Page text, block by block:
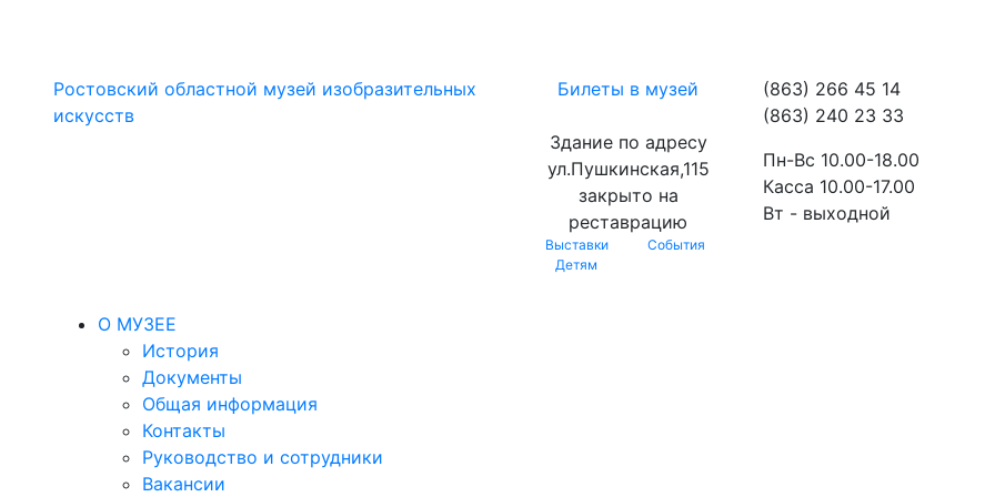
Ростовский областной музей изобразительных
искусств
Билеты в музей
Здание по адресу
ул.Пушкинская,115
закрыто на
реставрацию
Выставки
События
Детям
(863) 266 45 14
(863) 240 23 33
Пн-Вс 10.00-18.00
Касса 10.00-17.00
Вт - выходной
О МУЗЕЕ
История
Документы
Общая информация
Контакты
Руководство и сотрудники
Вакансии